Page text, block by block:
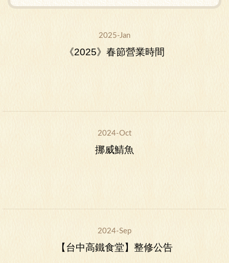
2025-Jan
《2025》春節營業時間
2024-Oct
挪威鯖魚
2024-Sep
【台中高鐵食堂】整修公告